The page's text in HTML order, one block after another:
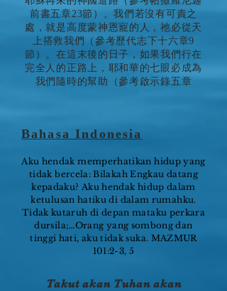
前書五章23節）。我們若沒有可責之
處，就是高度蒙神恩寵的人，祂必從天
上搭救我們（參考歷代志下十六章9
節）。在這末後的日子，如果我們行在
完全人的正路上，耶和華的七眼必成為
我們隨時的幫助（參考啟示錄五章
Bahasa Indonesia
Aku hendak memperhatikan hidup yang
tidak bercela: Bilakah Engkau datang
kepadaku? Aku hendak hidup dalam
ketulusan hatiku di dalam rumahku.
Tidak kutaruh di depan mataku perkara
dursila;…Orang yang sombong dan
tinggi hati, aku tidak suka. MAZMUR
101:2-3, 5
Takut akan Tuhan akan